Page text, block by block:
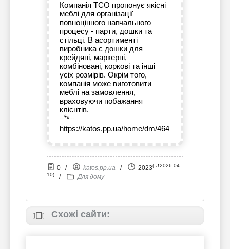
Компанія ТСО пропонує якісні
меблі для організації
повноцінного навчального
процесу - парти, дошки та
стільці. В асортименті
виробника є дошки для
крейдяні, маркерні,
комбіновані, коркові та інші
усіх розмірів. Окрім того,
компанія може виготовити
меблі на замовлення,
враховуючи побажання
клієнтів.
--🐾--
https://katos.pp.ua/home/dm/464
0 / katos.pp.ua / 2023( ⮍2026-04-
10) / Для дому
Схожі сайти: